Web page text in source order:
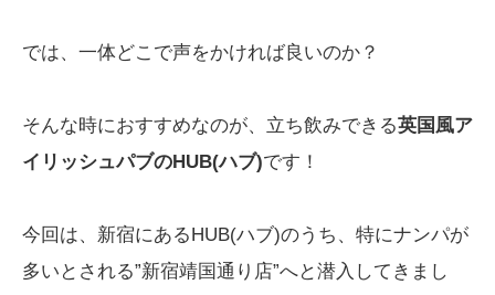
では、一体どこで声をかければ良いのか？
そんな時におすすめなのが、立ち飲みできる英国風ア
イリッシュパブのHUB(ハブ)です！
今回は、新宿にあるHUB(ハブ)のうち、特にナンパが
多いとされる”新宿靖国通り店”へと潜入してきまし